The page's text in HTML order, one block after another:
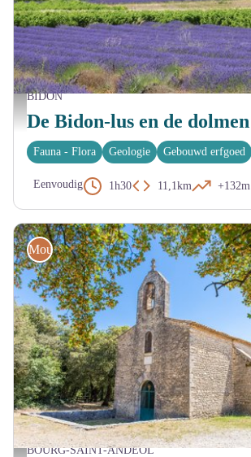
BIDON
Fauna - Flora Geologie Gebouwd erfgoed
Eenvoudig 1h30 11,1km +132m
Mountainbike
BOURG-SAINT-ANDEOL